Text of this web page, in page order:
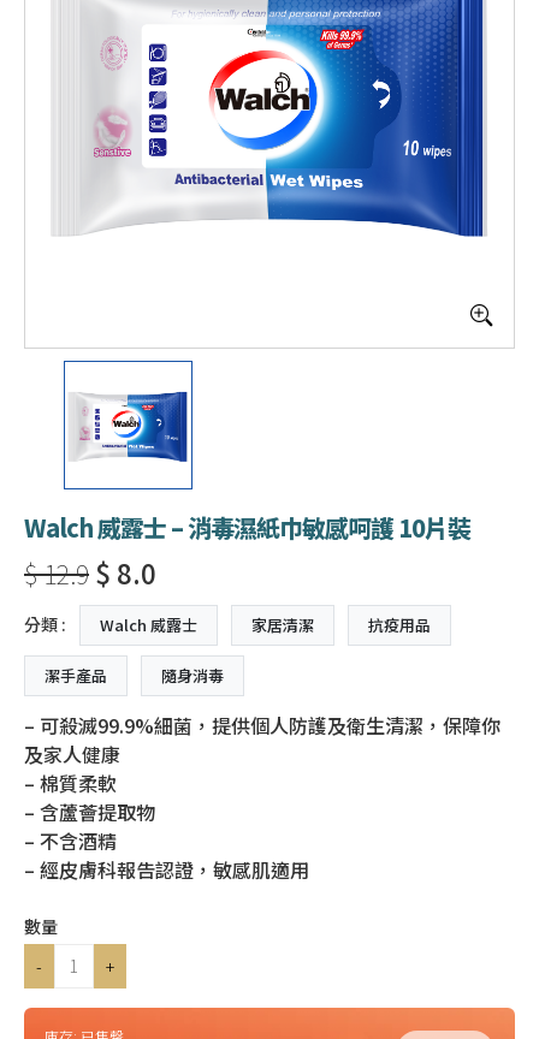
Walch 威露士 – 消毒濕紙巾敏感呵護 10片裝
$ 12.9$ 8.0
分類 : Walch 威露士 家居清潔 抗疫用品
潔手產品 隨身消毒
– 可殺滅99.9%細菌，提供個人防護及衛生清潔，保障你
及家人健康
– 棉質柔軟
– 含蘆薈提取物
– 不含酒精
– 經皮膚科報告認證，敏感肌適用
數量
-
+